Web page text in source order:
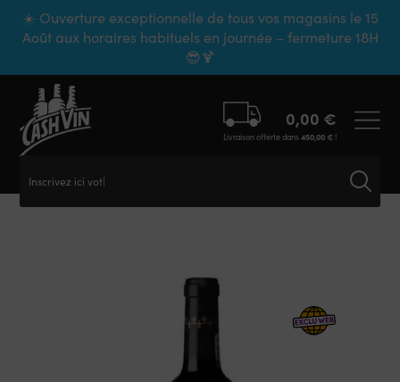
☀️ Ouverture exceptionnelle de tous vos magasins le 15
Août aux horaires habituels en journée – fermeture 18H
😎🍹
Inscrivez ici votre
0,00 €
Livraison offerte dans450,00 €!
Panneau de gestion des cookies